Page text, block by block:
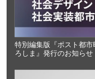
特別編集版『ポスト都
ろしま』発行のお知らせ